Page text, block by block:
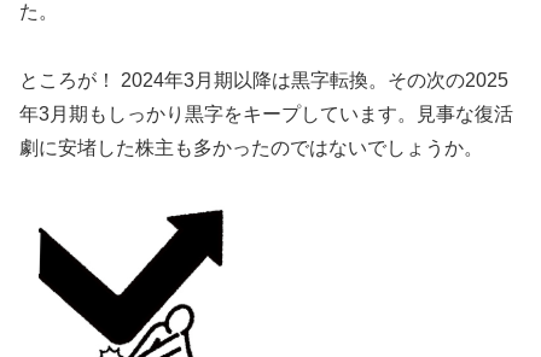
た。
ところが！ 2024年3月期以降は黒字転換。その次の2025
年3月期もしっかり黒字をキープしています。見事な復活
劇に安堵した株主も多かったのではないでしょうか。